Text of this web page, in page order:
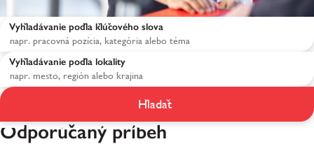
Život v G4S
Vyhľadávanie podľa kľúčového slova
Vyhľadávanie podľa lokality
Hľadať
Odporúčaný príbeh